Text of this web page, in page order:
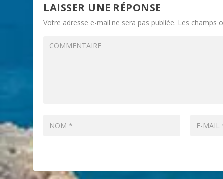
LAISSER UNE RÉPONSE
Votre adresse e-mail ne sera pas publiée. Les champs